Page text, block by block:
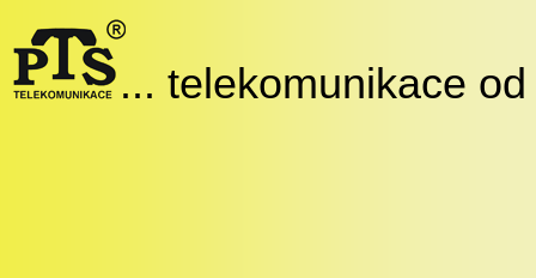
... telekomunikace od